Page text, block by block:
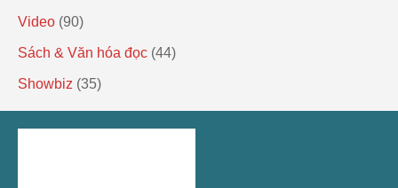
Video (90)
Sách & Văn hóa đọc (44)
Showbiz (35)